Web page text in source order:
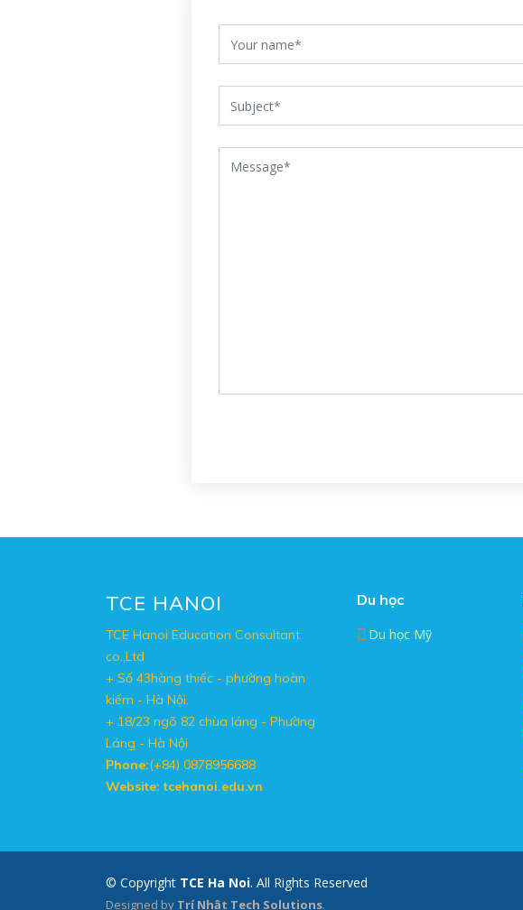
TCE HANOI
TCE Hanoi Education Consultant
co.,Ltd
+ Số 43hàng thiếc - phường hoàn
kiếm - Hà Nội.
+ 18/23 ngõ 82 chùa láng - Phường
Láng - Hà Nội
Phone:(+84) 0878956688
Website: tcehanoi.edu.vn
Du học
Du học Mỹ
© Copyright TCE Ha Noi. All Rights Reserved
Designed by Trí Nhật Tech Solutions.